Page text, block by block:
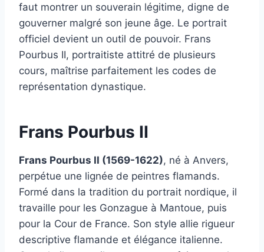
faut montrer un souverain légitime, digne de
gouverner malgré son jeune âge. Le portrait
officiel devient un outil de pouvoir. Frans
Pourbus II, portraitiste attitré de plusieurs
cours, maîtrise parfaitement les codes de
représentation dynastique.
Frans Pourbus II
Frans Pourbus II (1569-1622), né à Anvers,
perpétue une lignée de peintres flamands.
Formé dans la tradition du portrait nordique, il
travaille pour les Gonzague à Mantoue, puis
pour la Cour de France. Son style allie rigueur
descriptive flamande et élégance italienne.